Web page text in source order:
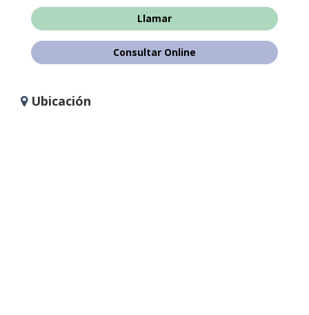
Llamar
Consultar Online
Ubicación